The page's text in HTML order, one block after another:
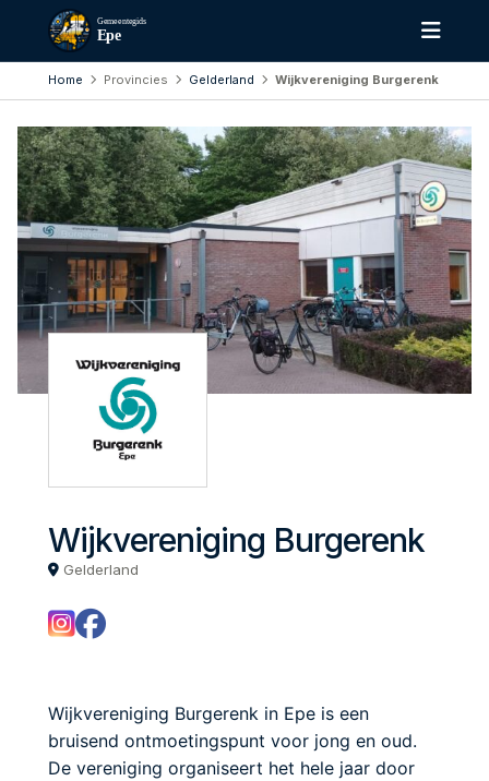
Gemeentegids
Epe
Home Provincies Gelderland Wijkvereniging Burgerenk
Wijkvereniging Burgerenk
Gelderland
Wijkvereniging Burgerenk in Epe is een
bruisend ontmoetingspunt voor jong en oud.
De vereniging organiseert het hele jaar door